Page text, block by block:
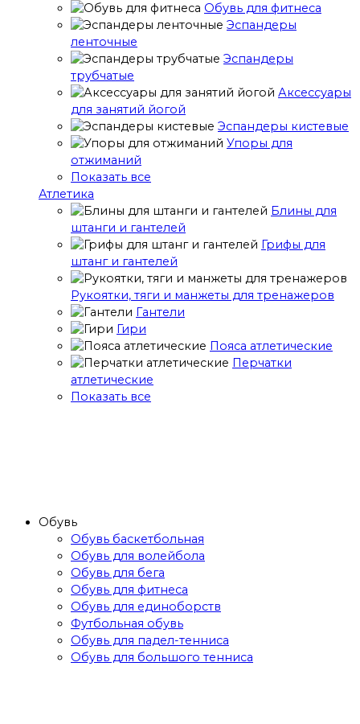
Обувь для фитнеса
Эспандеры
ленточные
Эспандеры
трубчатые
Аксессуары
для занятий йогой
Эспандеры кистевые
Упоры для
отжиманий
Показать все
Атлетика
Блины для
штанги и гантелей
Грифы для
штанг и гантелей
Рукоятки, тяги и манжеты для тренажеров
Гантели
Гири
Пояса атлетические
Перчатки
атлетические
Показать все
Обувь
Обувь баскетбольная
Обувь для волейбола
Обувь для бега
Обувь для фитнеса
Обувь для единоборств
Футбольная обувь
Обувь для падел-тенниса
Обувь для большого тенниса